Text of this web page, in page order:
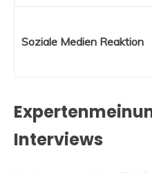
Soziale Medien Reaktion
Interviews